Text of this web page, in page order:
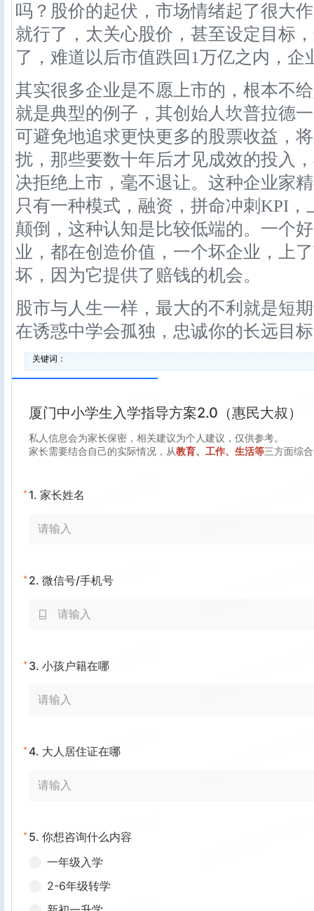
吗？股价的起伏，市场情绪起了很大
就行了，太关心股价，甚至设定目标
了，难道以后市值跌回1万亿之内，企
其实很多企业是不愿上市的，根本不
就是典型的例子，其创始人坎普拉德
可避免地追求更快更多的股票收益，
扰，那些要数十年后才见成效的投入
决拒绝上市，毫不退让。这种企业家
只有一种模式，融资，拼命冲刺KPI
颠倒，这种认知是比较低端的。一个
业，都在创造价值，一个坏企业，上
坏，因为它提供了赔钱的机会。
股市与人生一样，最大的不利就是短
在诱惑中学会孤独，忠诚你的长远目
关键词：